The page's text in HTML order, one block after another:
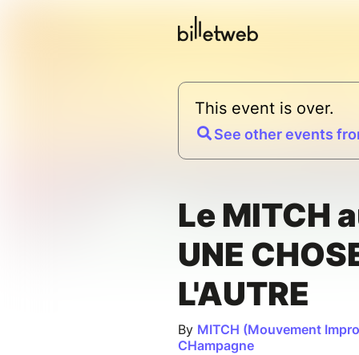
This event is over.
See other events
Le MITCH
UNE
L'AUTRE
By MITCH (Mouvement
CHampagne